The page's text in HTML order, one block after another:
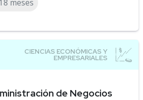
18 meses
de Negocios